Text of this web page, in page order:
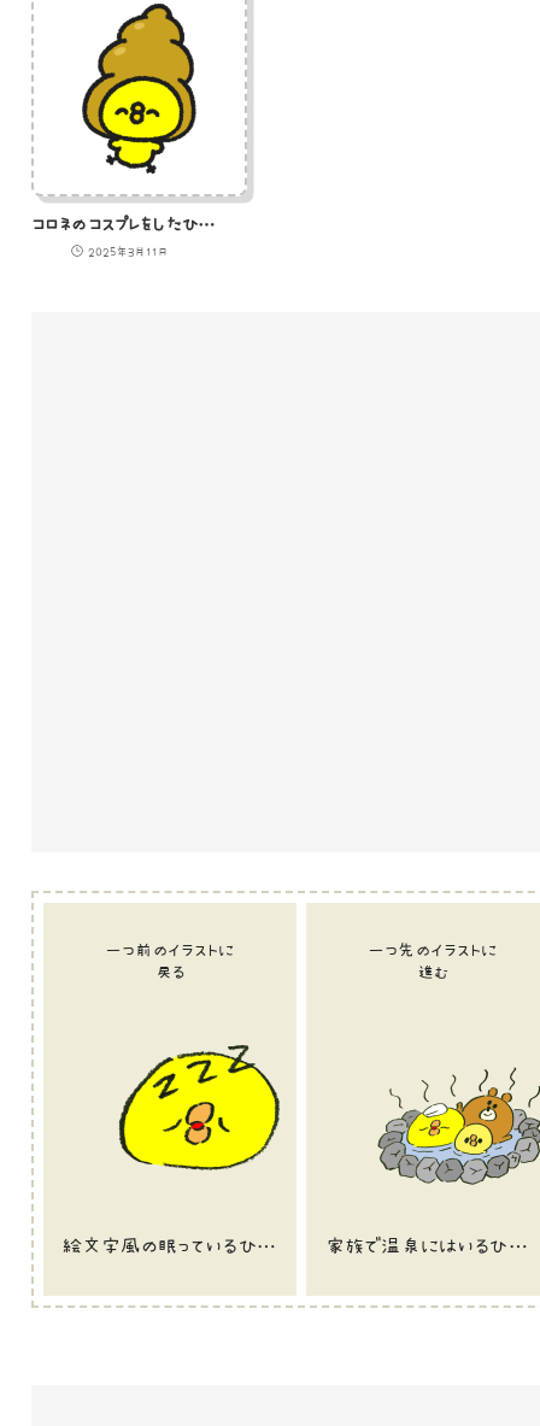
コロネのコスプレをしたひよこ
2025年3月11日
一つ前のイラストに
戻る
絵文字風の眠っているひよこのイラスト
一つ先のイラストに
進む
家族で温泉にはいるひよこのイラスト